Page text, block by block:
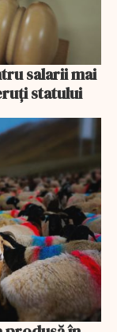
salarii mai
statului